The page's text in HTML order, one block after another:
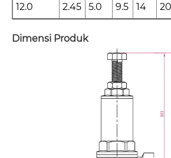
12.0 2.45 5.0 9.5 14
Dimensi Produk